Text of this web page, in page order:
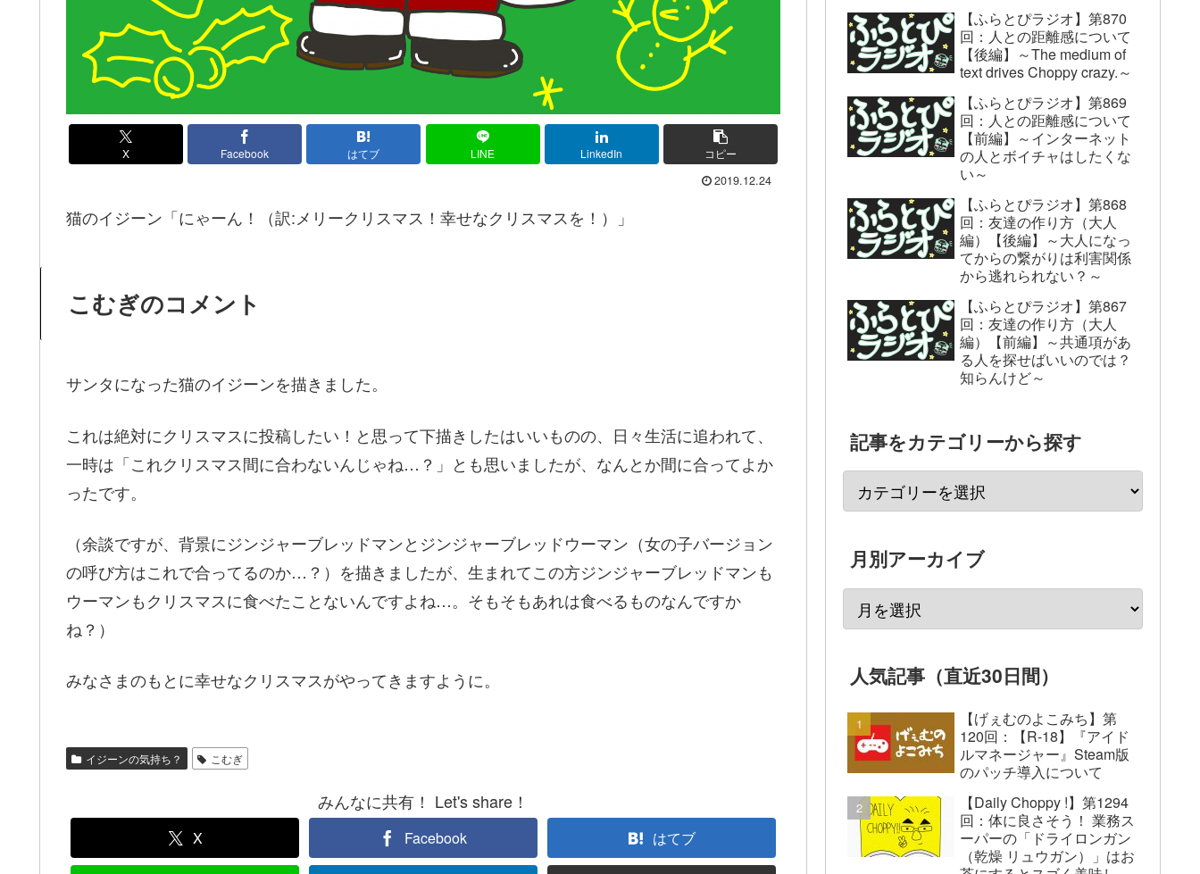
X Facebook はてブ LINE LinkedIn コピー
2019.12.24
猫のイジーン「にゃーん！（訳:メリークリスマス！幸せなクリスマスを！）」
こむぎのコメント
サンタになった猫のイジーンを描きました。
これは絶対にクリスマスに投稿したい！と思って下描きしたはいいものの、日々生活に追われて、
一時は「これクリスマス間に合わないんじゃね…？」とも思いましたが、なんとか間に合ってよか
ったです。
（余談ですが、背景にジンジャーブレッドマンとジンジャーブレッドウーマン（女の子バージョン
の呼び方はこれで合ってるのか…？）を描きましたが、生まれてこの方ジンジャーブレッドマンも
ウーマンもクリスマスに食べたことないんですよね…。そもそもあれは食べるものなんですか
ね？）
みなさまのもとに幸せなクリスマスがやってきますように。
イジーンの気持ち？ こむぎ
みんなに共有！ Let's share！
X Facebook はてブ
【ふらとぴラジオ】第870
回：人との距離感について
【後編】～The medium of
text drives Choppy crazy.～
【ふらとぴラジオ】第869
回：人との距離感について
【前編】～インターネット
の人とボイチャはしたくな
い～
【ふらとぴラジオ】第868
回：友達の作り方（大人
編）【後編】～大人になっ
てからの繋がりは利害関係
から逃れられない？～
【ふらとぴラジオ】第867
回：友達の作り方（大人
編）【前編】～共通項があ
る人を探せばいいのでは？
知らんけど～
記事をカテゴリーから探す
月別アーカイブ
人気記事（直近30日間）
【げぇむのよこみち】第
120回：【R-18】『アイド
ルマネージャー』Steam版
のパッチ導入について
【Daily Choppy !】第1294
回：体に良さそう！ 業務ス
ーパーの「ドライロンガン
（乾燥 リュウガン）」はお